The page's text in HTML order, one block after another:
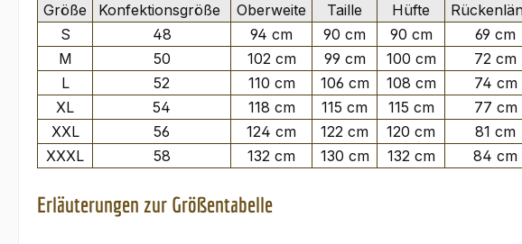
Größe Konfektionsgröße Oberweite Taille Hüfte
S
48 94 cm 90 cm 90 cm 69 cm
M
50 102 cm 99 cm 100 cm 72 cm
L
52 110 cm 106 cm 108 cm 74 cm
XL
54 118 cm 115 cm 115 cm 77 cm
XXL
56 124 cm 122 cm 120 cm 81 cm
XXXL
58 132 cm 130 cm 132 cm 84 cm
Erläuterungen zur Größentabelle